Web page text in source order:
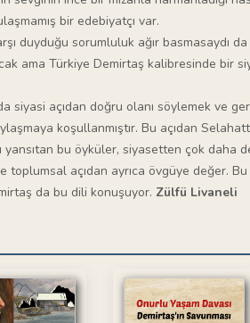
bir edebiyatçı var.
duyduğu sorumluluk ağır basmasaydı
ama Türkiye Demirtaş kalibresinde bir
açıdan doğru olanı söylemek ve
koşullanmıştır. Bu açıdan
yansıtan bu öyküler, siyasetten çok
toplumsal açıdan ayrıca övgüye
da bu dili konuşuyor. Zülfü Livaneli